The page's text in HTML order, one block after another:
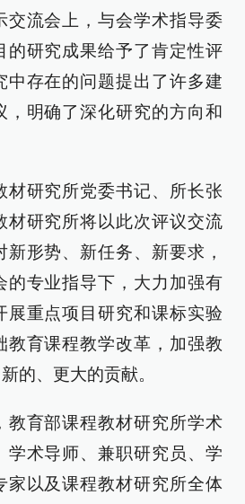
交流会上，与会学术指导委
的研究成果给予了肯定性评
中存在的问题提出了许多建
，明确了深化研究的方向和
材研究所党委书记、所长张
材研究所将以此次评议交流
形势、新任务、新要求，
的专业指导下，大力加强有
展重点项目研究和课标实验
教育课程教学改革，加强教
的、更大的贡献。
教育部课程教材研究所学术
学术导师、兼职研究员、学
家以及课程教材研究所全体